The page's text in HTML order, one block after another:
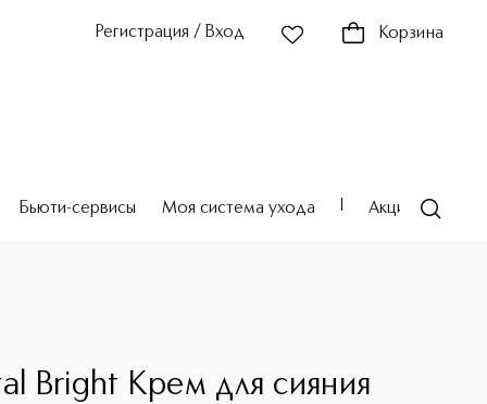
Регистрация / Вход Корзина
Бьюти-сервисы Моя система ухода Акции
Bright Крем для сияния